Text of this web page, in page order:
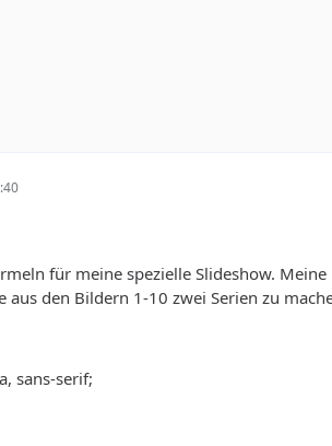
für meine spezielle Slideshow.
aus den Bildern 1-10 zwei Serien zu
sans-serif;